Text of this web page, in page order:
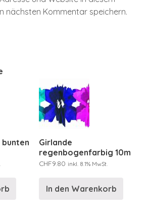
nächsten Kommentar speichern.
Girlande
regenbogenfarbig 10m
CHF9.80 inkl. 8.1% MwSt.
In den Warenkorb